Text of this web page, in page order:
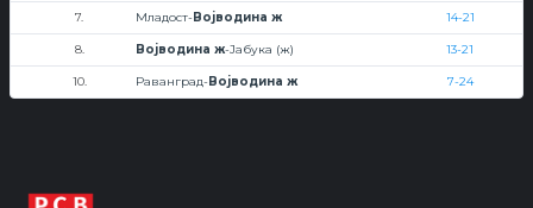
7. Младост-Војводина ж 14-21
8. Војводина ж-Јабука (ж) 13-21
10. Раванград-Војводина ж 7-24